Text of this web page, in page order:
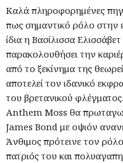
Καλά πληροφορημένες
πως σημαντικό ρόλο στην
ίδια η Βασίλισσα
παρακολουθήσει την
από το ξεκίνημα της
αποτελεί τον ιδανικό
του βρετανικού
Anthem Moss θα
James Bond με οψιόν
Άνθιμος πρότεινε τον
πατριός του και